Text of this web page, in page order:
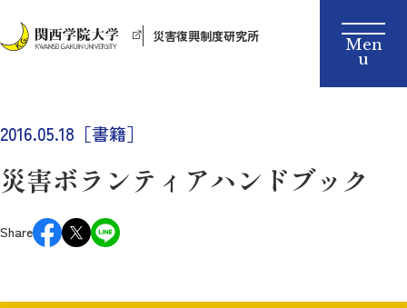
災害復興制度研究所
2016.05.18［書籍］
災害ボランティアハンドブック
Share